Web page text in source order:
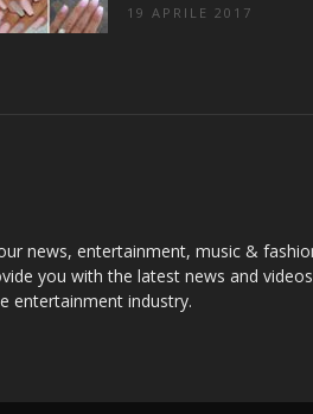
19 APRILE 2017
news, entertainment, music &
you with the latest news and videos
entertainment industry.